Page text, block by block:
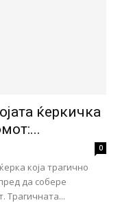
ќеркичка
0
која трагично
да собере
Трагичната...